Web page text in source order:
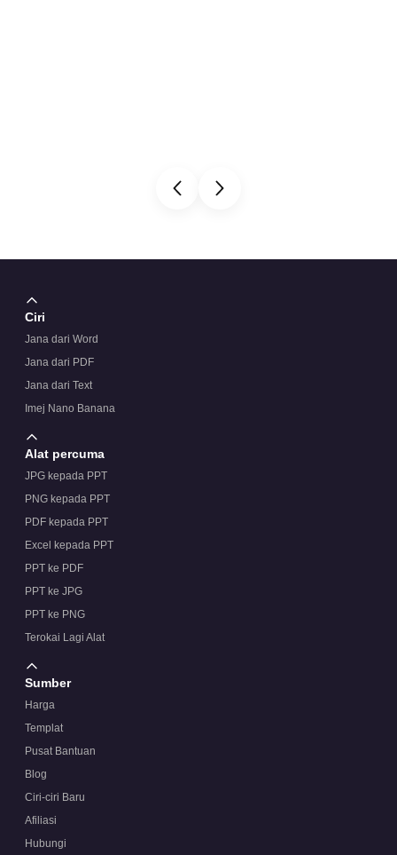
Ciri
Jana dari Word
Jana dari PDF
Jana dari Text
Imej Nano Banana
Alat percuma
JPG kepada PPT
PNG kepada PPT
PDF kepada PPT
Excel kepada PPT
PPT ke PDF
PPT ke JPG
PPT ke PNG
Terokai Lagi Alat
Sumber
Harga
Templat
Pusat Bantuan
Blog
Ciri-ciri Baru
Afiliasi
Hubungi